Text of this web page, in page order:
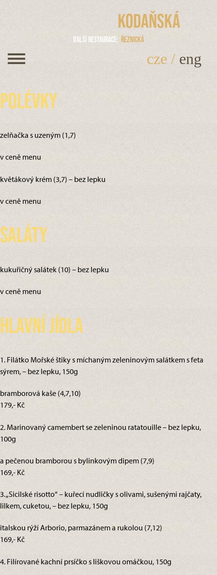
Kodaňská
Další restaurace Řeznická
cze / eng
Polévky
zelňačka s uzeným (1,7)
v ceně menu
květákový krém (3,7) – bez lepku
v ceně menu
Saláty
kukuřičný salátek (10) – bez lepku
v ceně menu
Hlavní jídla
1. Filátko Mořské štiky s míchaným zeleninovým salátkem s feta
sýrem, – bez lepku, 150g
bramborová kaše (4,7,10)
179,- Kč
2. Marinovaný camembert se zeleninou ratatouille – bez lepku,
100g
a pečenou bramborou s bylinkovým dipem (7,9)
169,- Kč
3. „Sicilské risotto“ – kuřecí nudličky s olivami, sušenými rajčaty,
lilkem, cuketou, – bez lepku, 150g
italskou rýží Arborio, parmazánem a rukolou (7,12)
169,- Kč
4. Filírované kachní prsíčko s liškovou omáčkou, 150g